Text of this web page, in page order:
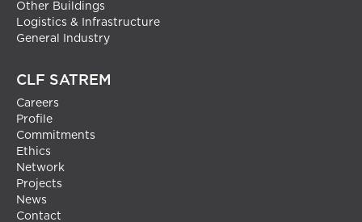
Other Buildings
Logistics & Infrastructure
General Industry
CLF SATREM
Careers
Profile
Commitments
Ethics
Network
Projects
News
Contact